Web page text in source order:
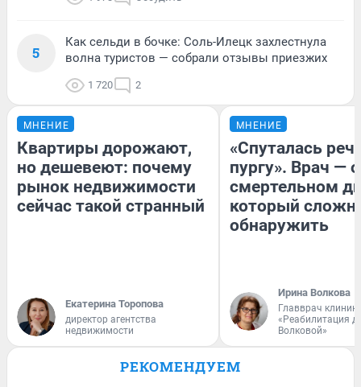
5
Как сельди в бочке: Соль-Илецк захлестнула
волна туристов — собрали отзывы приезжих
1 720 2
МНЕНИЕ
Квартиры дорожают,
но дешевеют: почему
рынок недвижимости
сейчас такой странный
Екатерина Торопова
директор агентства
недвижимости
МНЕНИЕ
«Спуталась
пургу». Врач — о
смертельном
который
обнаружить
Ирина Волкова
Главврач
«Реабилитация
Волковой»
РЕКОМЕНДУЕМ